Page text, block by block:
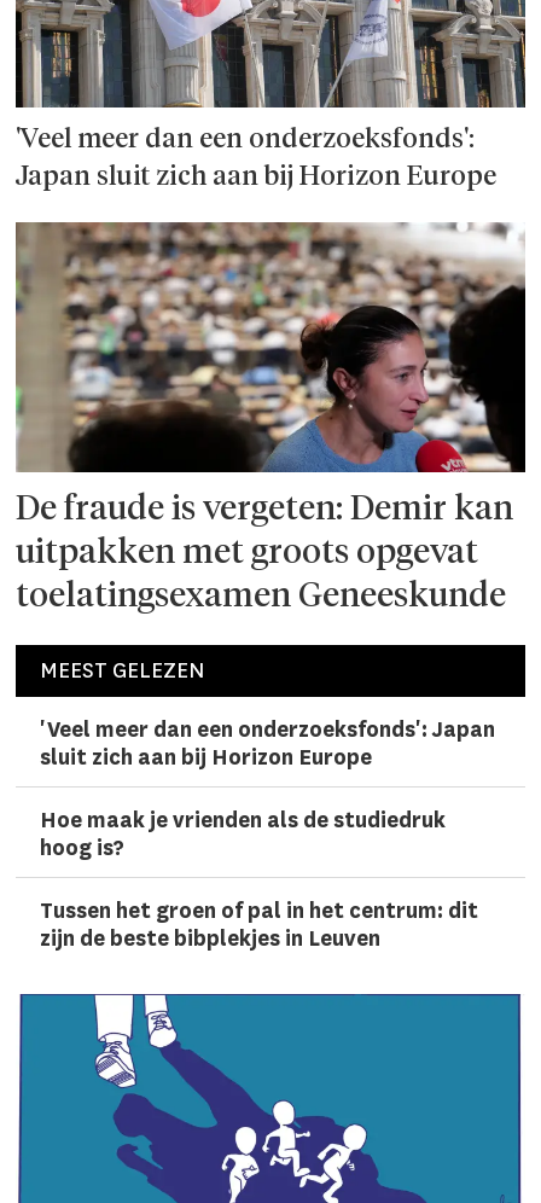
'Veel meer dan een onderzoeks­fonds':
Japan sluit zich aan bij Horizon Europe
De fraude is vergeten: Demir kan
uitpakken met groots opgevat
toelatingsexamen Geneeskunde
MEEST GELEZEN
'Veel meer dan een onderzoeks­fonds': Japan
sluit zich aan bij Horizon Europe
Hoe maak je vrienden als de studiedruk
hoog is?
Tussen het groen of pal in het centrum: dit
zijn de beste bibplekjes in Leuven